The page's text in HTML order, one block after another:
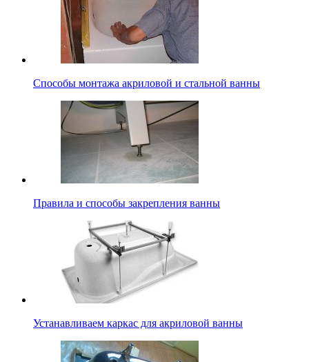
Способы монтажа акриловой и стальной ванны
Правила и способы закрепления ванны
Устанавливаем каркас для акриловой ванны